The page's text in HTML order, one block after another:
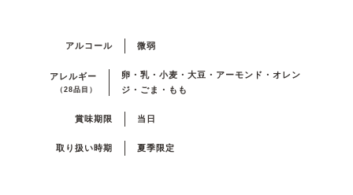
アルコール 微弱
アレルギー
（28品目）
卵・乳・小麦・大豆・アーモンド・オレン
ジ・ごま・もも
賞味期限 当日
取り扱い時期 夏季限定